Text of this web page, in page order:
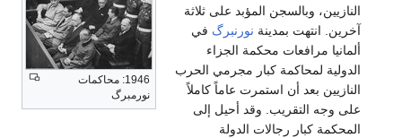
1946: محاكمات
نورمبرگ
النازيين، وبالسجن المؤبد على ثلاثة
آخرين. انتهت بمدينة نورنبرگ في
ألمانيا مرافعات محكمة الجزاء
الدولية لمحاكمة كبار مجرمي الحرب
النازيين بعد أن استمرت عاماً كاملاً
على وجه التقريب. وقد أحيل إلى
المحكمة كبار رجالات الدولة